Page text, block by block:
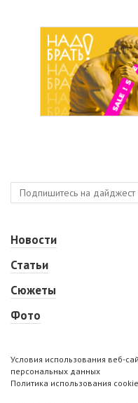
Новости
Статьи
Сюжеты
Фото
Условия использования веб-
персональных данных
Политика использования